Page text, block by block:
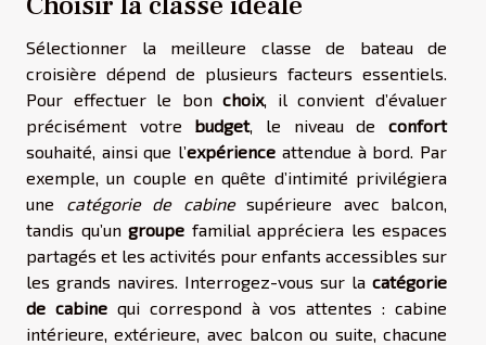
Sélectionner la meilleure classe de bateau de
croisière dépend de plusieurs facteurs essentiels.
Pour effectuer le bonchoix, il convient d’évaluer
précisément votre budget, le niveau deconfort
souhaité, ainsi que l’expérience attendue à bord. Par
exemple, un couple en quête d’intimité privilégiera
une catégorie de cabinesupérieure avec balcon,
tandis qu’un groupe familial appréciera les espaces
partagés et les activités pour enfants accessibles sur
les grands navires. Interrogez-vous sur la catégorie
de cabinequi correspond à vos attentes : cabine
intérieure, extérieure, avec balcon ou suite, chacune